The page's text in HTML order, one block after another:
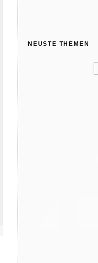
NEUSTE THEMEN